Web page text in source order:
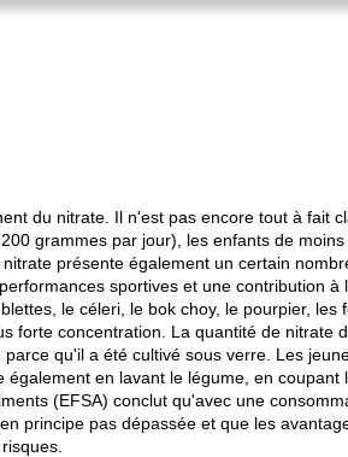
du nitrate. Il n'est pas encore tout à fait
grammes par jour), les enfants de
présente également un certain
sportives et une contribution
le céleri, le bok choy, le pourpier,
forte concentration. La quantité de nitrate
qu'il a été cultivé sous verre. Les
également en lavant le légume, en
(EFSA) conclut qu'avec une
principe pas dépassée et que les